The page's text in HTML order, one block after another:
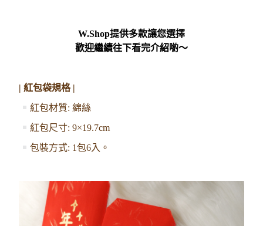
W.Shop提供多款讓您選擇
歡迎繼續往下看完介紹喲～
| 紅包袋規格 |
紅包材質: 綿絲
紅包尺寸: 9×19.7cm
包裝方式: 1包6入。